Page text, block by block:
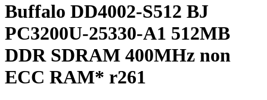
Buffalo DD4002-S512 BJ
PC3200U-25330-A1 512MB
DDR SDRAM 400MHz non
ECC RAM* r261